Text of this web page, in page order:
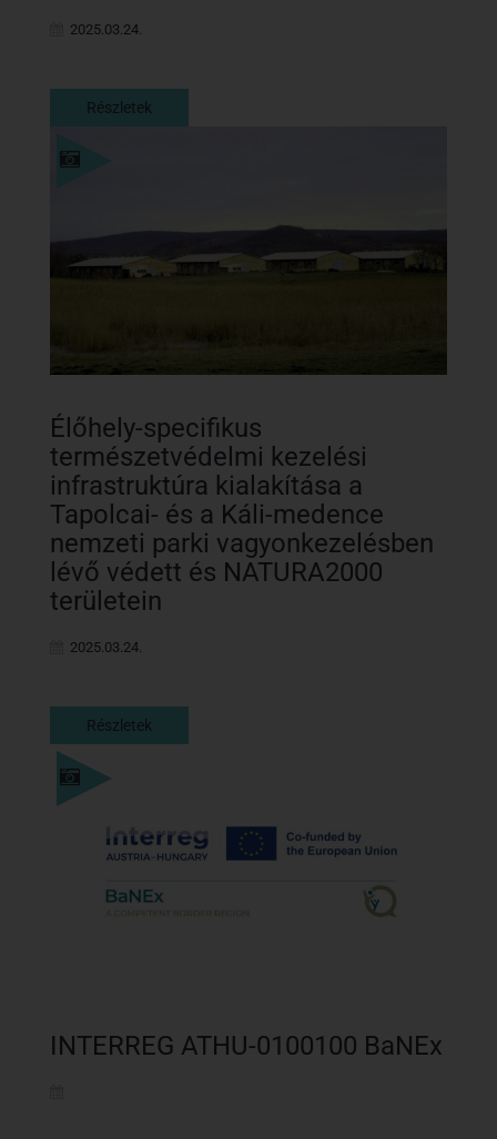
2025.03.24.
Részletek
Részletek
Élőhely-specifikus
természetvédelmi kezelési
infrastruktúra kialakítása a
Tapolcai- és a Káli-medence
nemzeti parki vagyonkezelésben
lévő védett és NATURA2000
területein
2025.03.24.
Részletek
Részletek
INTERREG ATHU-0100100 BaNEx